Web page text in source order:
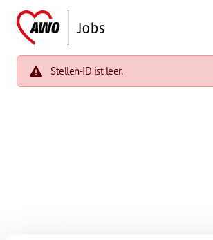
Stellen-ID ist leer.